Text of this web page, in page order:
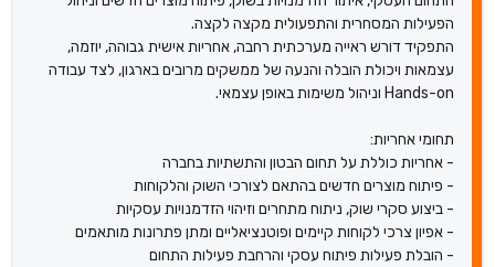
הפעילות המסחרית והתפעולית מקצה לקצה.
התפקיד דורש ראייה מערכתית רחבה, אחריות אישית גבוהה, יוזמה,
עצמאות ויכולת הובלה והנעה של ממשקים מרובים בארגון, לצד עבודה
Hands-on וניהול משימות באופן עצמאי.
תחומי אחריות:
- אחריות כוללת על תחום הבטון והתשתיות בחברה
- פיתוח מוצרים חדשים בהתאם לצורכי השוק והלקוחות
- ביצוע סקרי שוק, ניתוח מתחרים וזיהוי הזדמנויות עסקיות
- אפיון צרכי לקוחות קיימים ופוטנציאליים ומתן פתרונות מותאמים
- הובלת פעילות פיתוח עסקי והרחבת פעילות התחום